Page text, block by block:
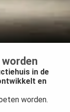
in de
en
worden.